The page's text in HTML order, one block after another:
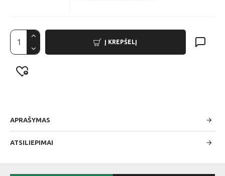
Į KREPŠELĮ
APRAŠYMAS
ATSILIEPIMAI